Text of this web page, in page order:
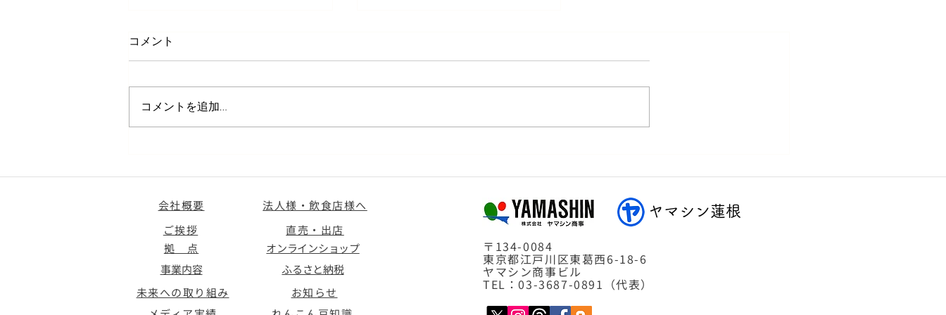
コメント
コメントを追加…
会社概要
ご挨拶
拠 点
事業内容
未来への取り組み
法人様・飲食店様へ
直売・出店
オンラインショップ
ふるさと納税
お知らせ
ヤマシン蓮根
〒134-0084
東京都江戸川区東葛西6-18-6
ヤマシン商事ビル
TEL：03-3687-0891（代表）